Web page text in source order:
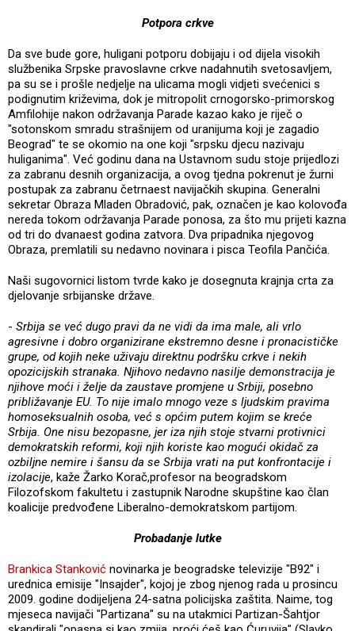
Potpora crkve
Da sve bude gore, huligani potporu dobijaju i od dijela visokih
službenika Srpske pravoslavne crkve nadahnutih svetosavljem,
pa su se i prošle nedjelje na ulicama mogli vidjeti svećenici s
podignutim križevima, dok je mitropolit crnogorsko-primorskog
Amfilohije nakon održavanja Parade kazao kako je riječ o
"sotonskom smradu strašnijem od uranijuma koji je zagadio
Beograd" te se okomio na one koji "srpsku djecu nazivaju
huliganima". Već godinu dana na Ustavnom sudu stoje prijedlozi
za zabranu desnih organizacija, a ovog tjedna pokrenut je žurni
postupak za zabranu četrnaest navijačkih skupina. Generalni
sekretar Obraza Mladen Obradović, pak, označen je kao kolovođa
nereda tokom održavanja Parade ponosa, za što mu prijeti kazna
od tri do dvanaest godina zatvora. Dva pripadnika njegovog
Obraza, premlatili su nedavno novinara i pisca Teofila Pančića.
Naši sugovornici listom tvrde kako je dosegnuta krajnja crta za
djelovanje srbijanske države.
- Srbija se već dugo pravi da ne vidi da ima male, ali vrlo
agresivne i dobro organizirane ekstremno desne i pronacističke
grupe, od kojih neke uživaju direktnu podršku crkve i nekih
opozicijskih stranaka. Njihovo nedavno nasilje demonstracija je
njihove moći i želje da zaustave promjene u Srbiji, posebno
približavanje EU. To nije imalo mnogo veze s ljudskim pravima
homoseksualnih osoba, već s općim putem kojim se kreće
Srbija. One nisu bezopasne, jer iza njih stoje stvarni protivnici
demokratskih reformi, koji njih koriste kao mogući okidač za
ozbiljne nemire i šansu da se Srbija vrati na put konfrontacije i
izolacije, kaže Žarko Korač,profesor na beogradskom
Filozofskom fakultetu i zastupnik Narodne skupštine kao član
koalicije predvođene Liberalno-demokratskom partijom.
Probadanje lutke
Brankica Stanković novinarka je beogradske televizije "B92" i
urednica emisije "Insajder", kojoj je zbog njenog rada u prosincu
2009. godine dodijeljena 24-satna policijska zaštita. Naime, tog
mjeseca navijači "Partizana" su na utakmici Partizan-Šahtjor